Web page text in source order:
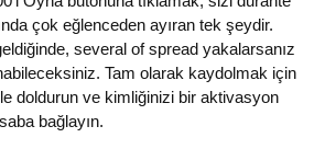
çok eğlenceden ayıran tek şeydir.
several of spread yakalarsanız
Tam olarak kaydolmak için
doldurun ve kimliğinizi bir aktivasyon
bağlayın.